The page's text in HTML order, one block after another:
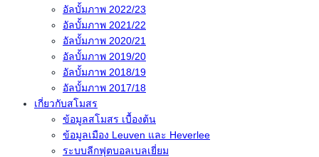
อัลบั้มภาพ 2022/23
อัลบั้มภาพ 2021/22
อัลบั้มภาพ 2020/21
อัลบั้มภาพ 2019/20
อัลบั้มภาพ 2018/19
อัลบั้มภาพ 2017/18
เกี่ยวกับสโมสร
ข้อมูลสโมสร เบื้องต้น
ข้อมูลเมือง Leuven และ Heverlee
ระบบลีกฟุตบอลเบลเยี่ยม